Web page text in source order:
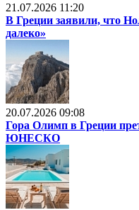
21.07.2026 11:20
В Греции заявили, что
далеко»
20.07.2026 09:08
Гора Олимп в Греции
ЮНЕСКО